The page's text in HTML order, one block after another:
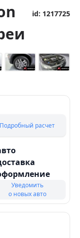
id: 1217725
Подробный расчет
Уведомить
о новых авто